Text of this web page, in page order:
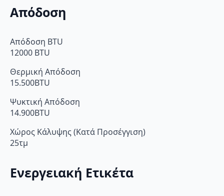
Απόδοση
Απόδοση BTU
12000 BTU
Θερμική Απόδοση
15.500BTU
Ψυκτική Απόδοση
14.900BTU
Χώρος Κάλυψης (Κατά Προσέγγιση)
25τμ
Ενεργειακή Ετικέτα